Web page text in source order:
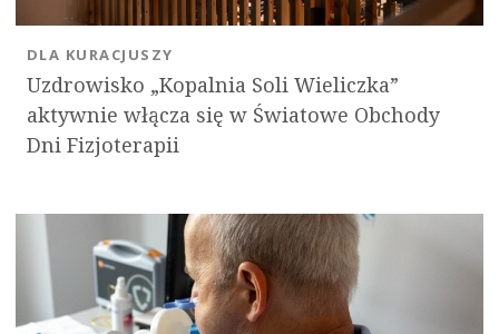
Uzdrowisko „Kopalnia Soli Wieliczka”
aktywnie włącza się w Światowe Obchody
Dni Fizjoterapii
DLA KURACJUSZY